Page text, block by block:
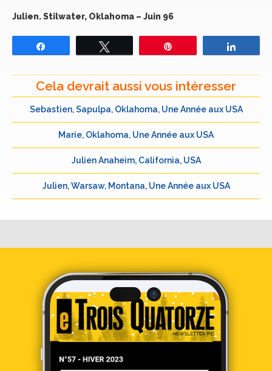
Julien. Stilwater, Oklahoma – Juin 96
Cela devrait aussi vous intéresser
Sebastien, Sapulpa, Oklahoma, Une Année aux USA
Marie, Oklahoma, Une Année aux USA
Julien Anaheim, California, USA
Julien, Warsaw, Montana, Une Année aux USA